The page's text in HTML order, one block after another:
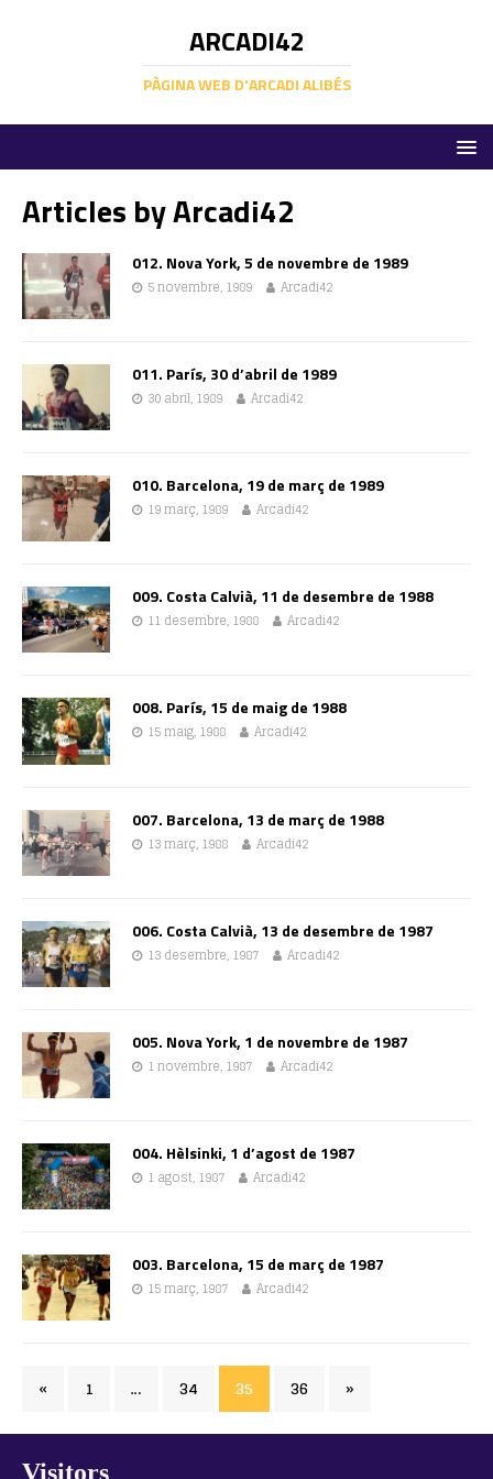
ARCADI42
PÀGINA WEB D'ARCADI ALIBÉS
Articles byArcadi42
012. Nova York, 5 de novembre de 1989
5 novembre, 1989 Arcadi42
011. París, 30 d’abril de 1989
30 abril, 1989 Arcadi42
010. Barcelona, 19 de març de 1989
19 març, 1989 Arcadi42
009. Costa Calvià, 11 de desembre de 1988
11 desembre, 1988 Arcadi42
008. París, 15 de maig de 1988
15 maig, 1988 Arcadi42
007. Barcelona, 13 de març de 1988
13 març, 1988 Arcadi42
006. Costa Calvià, 13 de desembre de 1987
13 desembre, 1987 Arcadi42
005. Nova York, 1 de novembre de 1987
1 novembre, 1987 Arcadi42
004. Hèlsinki, 1 d’agost de 1987
1 agost, 1987 Arcadi42
003. Barcelona, 15 de març de 1987
15 març, 1987 Arcadi42
« 1 … 34 35 36 »
Visitors